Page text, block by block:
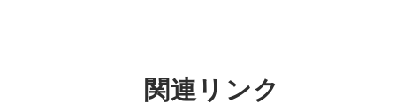
関連リンク